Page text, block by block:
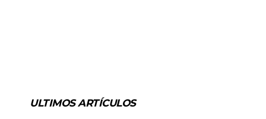
ULTIMOS ARTÍCULOS